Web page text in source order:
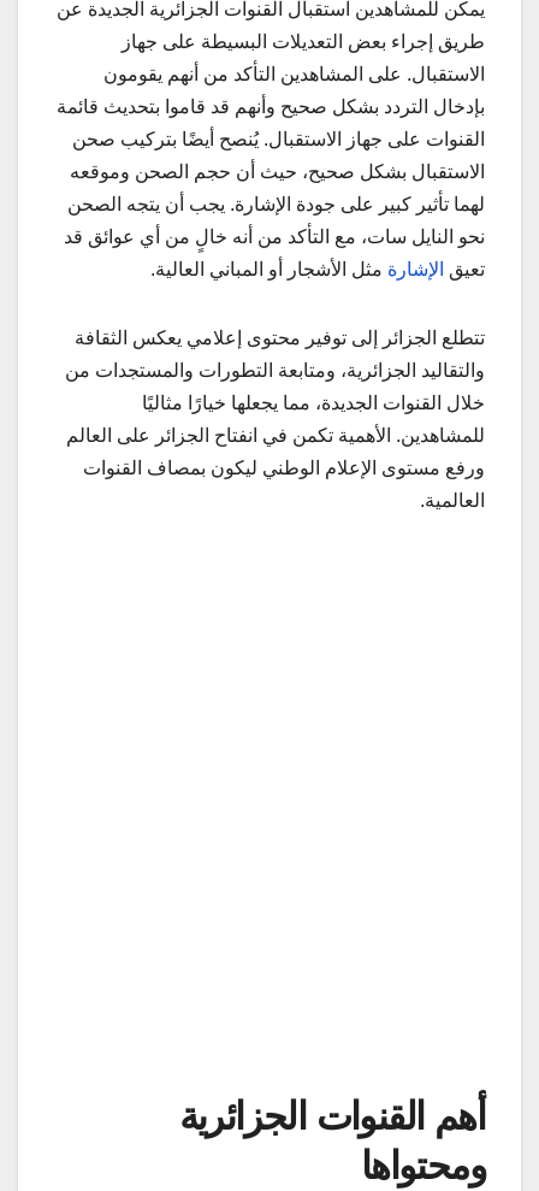
يمكن للمشاهدين استقبال القنوات الجزائرية الجديدة عن
طريق إجراء بعض التعديلات البسيطة على جهاز
الاستقبال. على المشاهدين التأكد من أنهم يقومون
بإدخال التردد بشكل صحيح وأنهم قد قاموا بتحديث قائمة
القنوات على جهاز الاستقبال. يُنصح أيضًا بتركيب صحن
الاستقبال بشكل صحيح، حيث أن حجم الصحن وموقعه
لهما تأثير كبير على جودة الإشارة. يجب أن يتجه الصحن
نحو النايل سات، مع التأكد من أنه خالٍ من أي عوائق قد
تعيق الإشارة مثل الأشجار أو المباني العالية.
تتطلع الجزائر إلى توفير محتوى إعلامي يعكس الثقافة
والتقاليد الجزائرية، ومتابعة التطورات والمستجدات من
خلال القنوات الجديدة، مما يجعلها خيارًا مثاليًا
للمشاهدين. الأهمية تكمن في انفتاح الجزائر على العالم
ورفع مستوى الإعلام الوطني ليكون بمصاف القنوات
العالمية.
أهم القنوات الجزائرية
ومحتواها